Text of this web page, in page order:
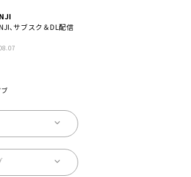
、サブスク＆DL配信